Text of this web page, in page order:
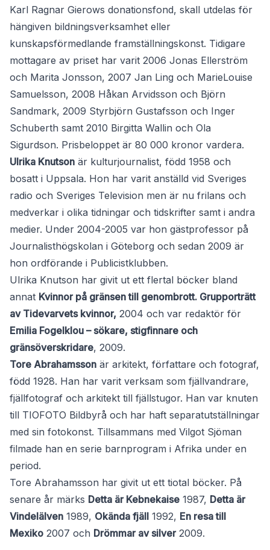
Karl Ragnar Gierows donationsfond, skall utdelas för
hängiven bildningsverksamhet eller
kunskapsförmedlande framställningskonst. Tidigare
mottagare av priset har varit 2006 Jonas Ellerström
och Marita Jonsson, 2007 Jan Ling och MarieLouise
Samuelsson, 2008 Håkan Arvidsson och Björn
Sandmark, 2009 Styrbjörn Gustafsson och Inger
Schuberth samt 2010 Birgitta Wallin och Ola
Sigurdson. Prisbeloppet är 80 000 kronor vardera.
Ulrika Knutson är kulturjournalist, född 1958 och
bosatt i Uppsala. Hon har varit anställd vid Sveriges
radio och Sveriges Television men är nu frilans och
medverkar i olika tidningar och tidskrifter samt i andra
medier. Under 2004-2005 var hon gästprofessor på
Journalisthögskolan i Göteborg och sedan 2009 är
hon ordförande i Publicistklubben.
Ulrika Knutson har givit ut ett flertal böcker bland
annat Kvinnor på gränsen till genombrott. Grupporträtt
av Tidevarvets kvinnor, 2004 och var redaktör för
Emilia Fogelklou – sökare, stigfinnare och
gränsöverskridare, 2009.
Tore Abrahamsson är arkitekt, författare och fotograf,
född 1928. Han har varit verksam som fjällvandrare,
fjällfotograf och arkitekt till fjällstugor. Han var knuten
till TIOFOTO Bildbyrå och har haft separatutställningar
med sin fotokonst. Tillsammans med Vilgot Sjöman
filmade han en serie barnprogram i Afrika under en
period.
Tore Abrahamsson har givit ut ett tiotal böcker. På
senare år märks Detta är Kebnekaise 1987, Detta är
Vindelälven 1989, Okända fjäll 1992, En resa till
Mexiko 2007 och Drömmar av silver2009.